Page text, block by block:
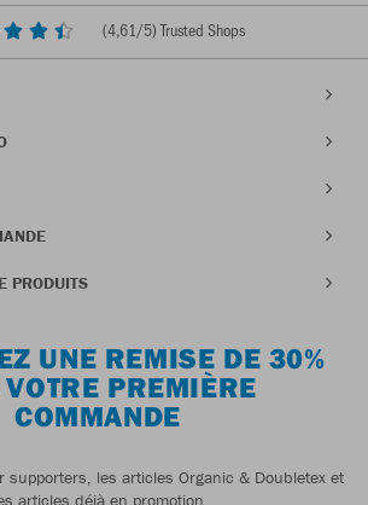
(4,61/5) Trusted Shops
PRODUITS
UNE REMISE DE 30%
PREMIÈRE
COMMANDE
supporters, les articles Organic & Doubletex et
articles déjà en promotion